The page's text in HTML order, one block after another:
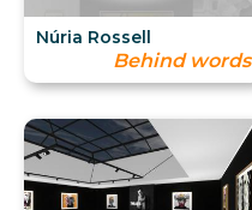
Núria Rossell
Behind words